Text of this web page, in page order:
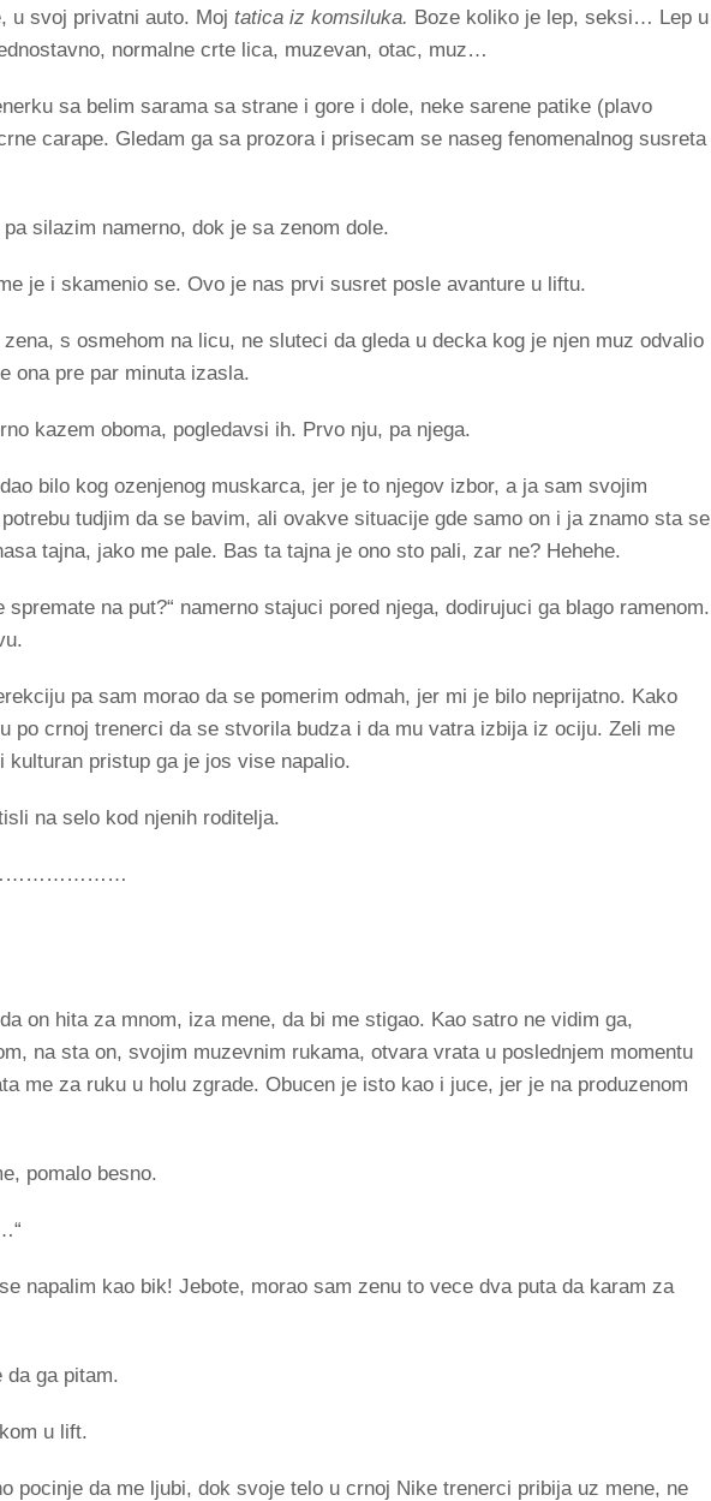
u svoj privatni auto. Moj tatica iz komsiluka. Boze koliko je lep, seksi… Lep u
normalne crte lica, muzevan, otac, muz…
sa belim sarama sa strane i gore i dole, neke sarene patike (plavo
carape. Gledam ga sa prozora i prisecam se naseg fenomenalnog susreta
silazim namerno, dok je sa zenom dole.
je i skamenio se. Ovo je nas prvi susret posle avanture u liftu.
zena, s osmehom na licu, ne sluteci da gleda u decka kog je njen muz odvalio
ona pre par minuta izasla.
kazem oboma, pogledavsi ih. Prvo nju, pa njega.
bilo kog ozenjenog muskarca, jer je to njegov izbor, a ja sam svojim
tudjim da se bavim, ali ovakve situacije gde samo on i ja znamo sta se
tajna, jako me pale. Bas ta tajna je ono sto pali, zar ne? Hehehe.
na put?“ namerno stajuci pored njega, dodirujuci ga blago ramenom.
pa sam morao da se pomerim odmah, jer mi je bilo neprijatno. Kako
po crnoj trenerci da se stvorila budza i da mu vatra izbija iz ociju. Zeli me
kulturan pristup ga je jos vise napalio.
na selo kod njenih roditelja.
on hita za mnom, iza mene, da bi me stigao. Kao satro ne vidim ga,
na sta on, svojim muzevnim rukama, otvara vrata u poslednjem momentu
me za ruku u holu zgrade. Obucen je isto kao i juce, jer je na produzenom
pomalo besno.
napalim kao bik! Jebote, morao sam zenu to vece dva puta da karam za
da ga pitam.
u lift.
pocinje da me ljubi, dok svoje telo u crnoj Nike trenerci pribija uz mene, ne